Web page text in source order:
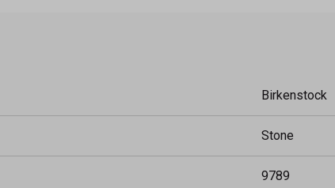
Birkenstock
Stone
9789